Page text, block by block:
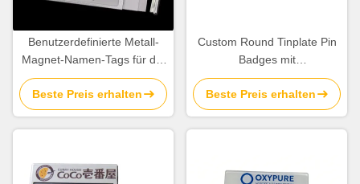
Benutzerdefinierte Metall-
Magnet-Namen-Tags für die
Auftragserstellung
Beste Preis erhalten
Custom Round Tinplate Pin
Badges mit
Sicherheitsrücken
Beste Preis erhalten